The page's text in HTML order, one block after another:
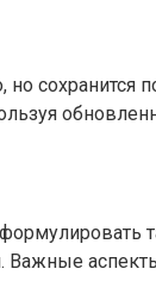
сохранится
Важные